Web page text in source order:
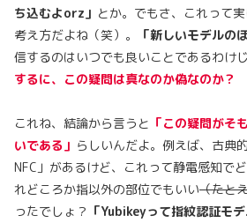
ち込むよorz」 とか。でもさ、これって
考え方だよね（笑）。
「新しいモデルの
信するのはいつでも良いことであるわけ
するに、この疑問は真なのか偽なのか？
これね、結論から言うと 「この疑問がそ
いである」 らしいんだよ。例えば、古典
NFC」があるけど、これって静電感知で
れどころか指以外の部位でもいい（たと
ったでしょ？ 「Yubikeyって指紋認証モ